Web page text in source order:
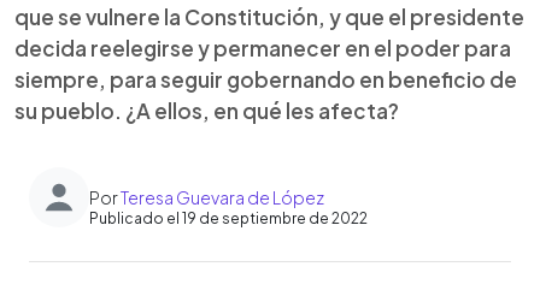
que se vulnere la Constitución, y que el presidente
decida reelegirse y permanecer en el poder para
siempre, para seguir gobernando en beneficio de
su pueblo. ¿A ellos, en qué les afecta?
PorTeresa Guevara de López
Publicado el 19 de septiembre de 2022